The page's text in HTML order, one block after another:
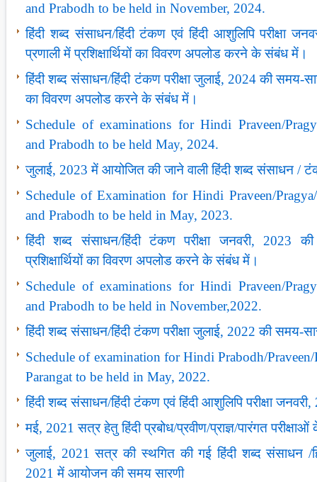
and Prabodh to be held in November, 2024.
हिंदी शब्‍द संसाधन/हिंदी टंकण एवं हिंदी आशुलिपि परीक्षा
प्रणाली में प्रशिक्षार्थियों का विवरण अपलोड करने के संबंध में।
हिंदी शब्‍द संसाधन/हिंदी टंकण परीक्षा जुलाई, 2024 की समय-
का विवरण अपलोड करने के संबंध में।
Schedule of examinations for Hindi Praveen/
and Prabodh to be held May, 2024.
जुलाई, 2023 में आयोजित की जाने वाली हिंदी शब्द संसाधन /
Schedule of Examination for Hindi Praveen/
and Prabodh to be held in May, 2023.
हिंदी शब्‍द संसाधन/हिंदी टंकण परीक्षा जनवरी, 2023
प्रशिक्षार्थियों का विवरण अपलोड करने के संबंध में।
Schedule of examinations for Hindi Praveen/
and Prabodh to be held in November,2022.
हिंदी शब्‍द संसाधन/हिंदी टंकण परीक्षा जुलाई, 2022 की समय-
Schedule of examination for Hindi Prabodh/
Parangat to be held in May, 2022.
हिंदी शब्‍द संसाधन/हिंदी टंकण एवं हिंदी आशुलिपि परीक्षा
मई, 2021 सत्र हेतु हिंदी प्रबोध/प्रवीण/प्राज्ञ/पारंगत
जुलाई, 2021 सत्र की स्थगित की गई हिंदी शब्द संसाधन /
2021 में आयोजन की समय सारणी